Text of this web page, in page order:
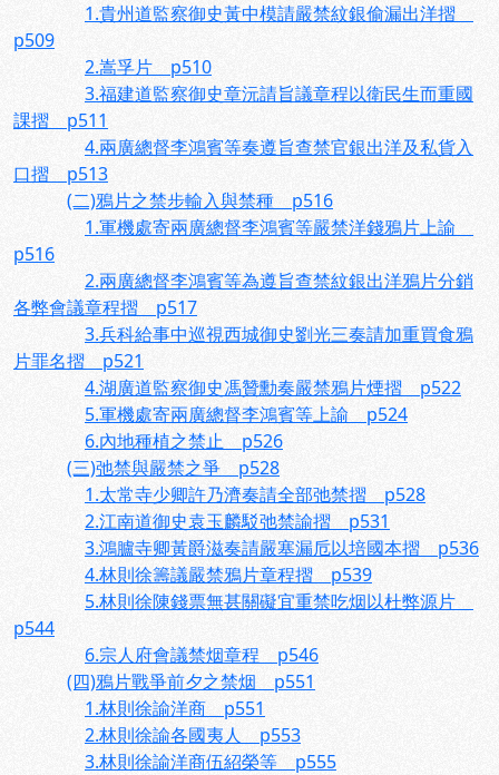
1.貴州道監察御史黃中模請嚴禁紋銀偷漏出洋摺
p509
2.嵩孚片 p510
3.福建道監察御史章沅請旨議章程以衛民生而重國
課摺 p511
4.兩廣總督李鴻賓等奏遵旨查禁官銀出洋及私貨入
口摺 p513
(二)鴉片之禁步輸入與禁種 p516
1.軍機處寄兩廣總督李鴻賓等嚴禁洋錢鴉片上諭
p516
2.兩廣總督李鴻賓等為遵旨查禁紋銀出洋鴉片分銷
各弊會議章程摺 p517
3.兵科給事中巡視西城御史劉光三奏請加重買食鴉
片罪名摺 p521
4.湖廣道監察御史馮贊勳奏嚴禁鴉片煙摺 p522
5.軍機處寄兩廣總督李鴻賓等上諭 p524
6.內地種植之禁止 p526
(三)弛禁與嚴禁之爭 p528
1.太常寺少卿許乃濟奏請全部弛禁摺 p528
2.江南道御史袁玉麟駁弛禁諭摺 p531
3.鴻臚寺卿黃爵滋奏請嚴塞漏卮以培國本摺 p536
4.林則徐籌議嚴禁鴉片章程摺 p539
5.林則徐陳錢票無甚關礙宜重禁吃烟以杜弊源片
p544
6.宗人府會議禁烟章程 p546
(四)鴉片戰爭前夕之禁烟 p551
1.林則徐諭洋商 p551
2.林則徐諭各國夷人 p553
3.林則徐諭洋商伍紹榮等 p555